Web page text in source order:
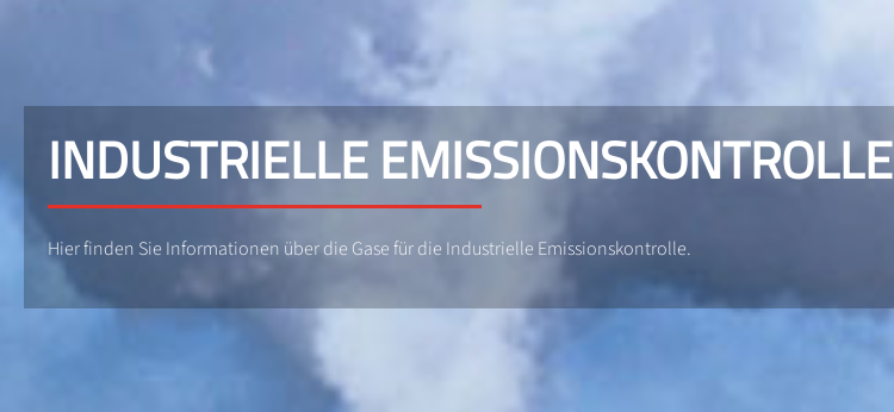
INDUSTRIELLE EMISSIONSKONTROLLE
Hier finden Sie Informationen über die Gase für die Industrielle Emissionskontrolle.